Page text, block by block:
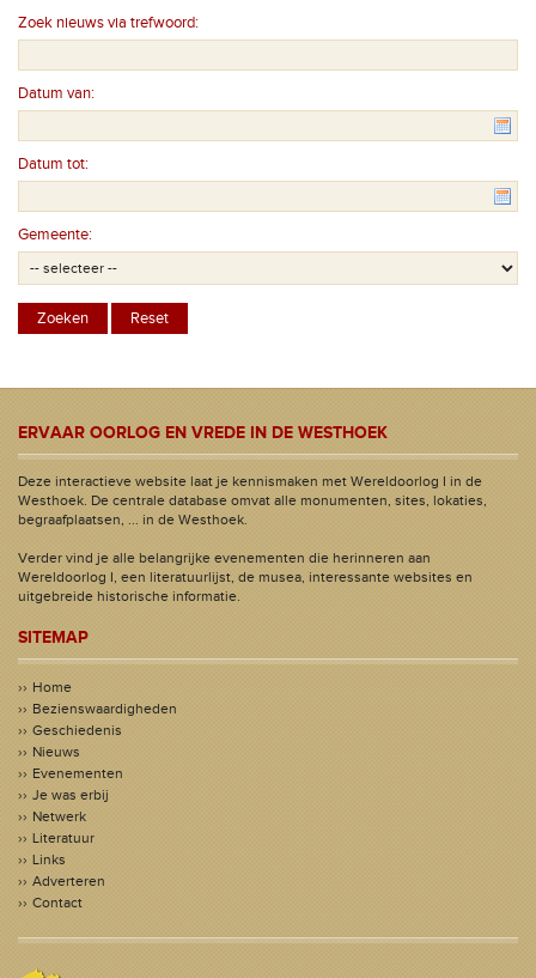
Zoek nieuws via trefwoord:
Datum van:
Datum tot:
Gemeente:
ERVAAR OORLOG EN VREDE IN DE WESTHOEK
Deze interactieve website laat je kennismaken met Wereldoorlog I in de
Westhoek. De centrale database omvat alle monumenten, sites, lokaties,
begraafplaatsen, ... in de Westhoek.
Verder vind je alle belangrijke evenementen die herinneren aan
Wereldoorlog I, een literatuurlijst, de musea, interessante websites en
uitgebreide historische informatie.
SITEMAP
Home
Bezienswaardigheden
Geschiedenis
Nieuws
Evenementen
Je was erbij
Netwerk
Literatuur
Links
Adverteren
Contact